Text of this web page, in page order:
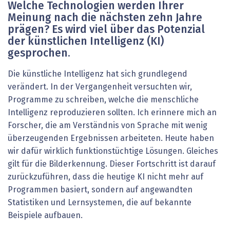
Welche Technologien werden Ihrer
Meinung nach die nächsten zehn Jahre
prägen? Es wird viel über das Potenzial
der künstlichen Intelligenz (KI)
gesprochen.
Die künstliche Intelligenz hat sich grundlegend
verändert. In der Vergangenheit versuchten wir,
Programme zu schreiben, welche die menschliche
Intelligenz reproduzieren sollten. Ich erinnere mich an
Forscher, die am Verständnis von Sprache mit wenig
überzeugenden Ergebnissen arbeiteten. Heute haben
wir dafür wirklich funktionstüchtige Lösungen. Gleiches
gilt für die Bilderkennung. Dieser Fortschritt ist darauf
zurückzuführen, dass die heutige KI nicht mehr auf
Programmen basiert, sondern auf angewandten
Statistiken und Lernsystemen, die auf bekannte
Beispiele aufbauen.